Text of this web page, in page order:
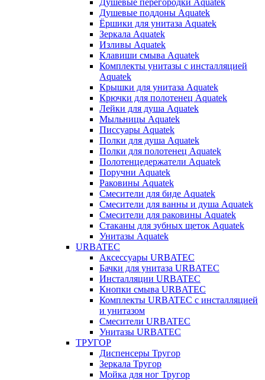
Душевые перегородки Aquatek
Душевые поддоны Aquatek
Ёршики для унитаза Aquatek
Зеркала Aquatek
Изливы Aquatek
Клавиши смыва Aquatek
Комплекты унитазы с инсталляцией
Aquatek
Крышки для унитаза Aquatek
Крючки для полотенец Aquatek
Лейки для душа Aquatek
Мыльницы Aquatek
Писсуары Aquatek
Полки для душа Aquatek
Полки для полотенец Aquatek
Полотенцедержатели Aquatek
Поручни Aquatek
Раковины Aquatek
Смесители для биде Aquatek
Смесители для ванны и душа Aquatek
Смесители для раковины Aquatek
Стаканы для зубных щеток Aquatek
Унитазы Aquatek
URBATEC
Аксессуары URBATEC
Бачки для унитаза URBATEC
Инсталляции URBATEC
Кнопки смыва URBATEC
Комплекты URBATEC с инсталляцией
и унитазом
Смесители URBATEC
Унитазы URBATEC
ТРУГОР
Диспенсеры Тругор
Зеркала Тругор
Мойка для ног Тругор